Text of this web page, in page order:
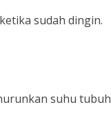
sudah dingin.
suhu tubuh